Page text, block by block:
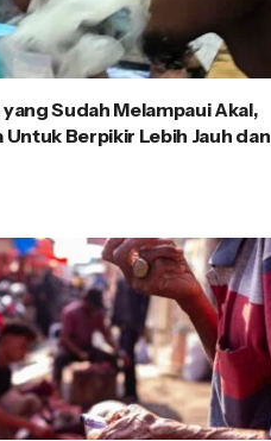
Sudah Melampaui Akal,
Berpikir Lebih Jauh dan